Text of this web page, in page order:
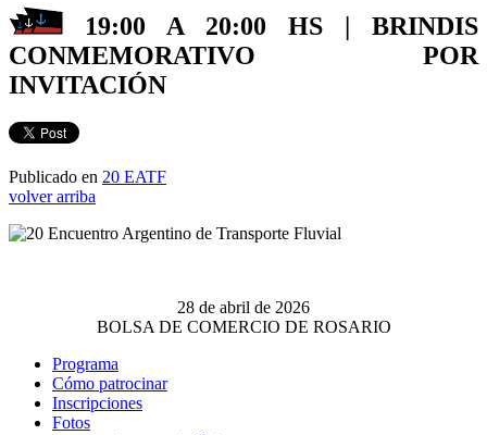
19:00 A 20:00 HS | BRINDIS
CONMEMORATIVO POR
INVITACIÓN
Publicado en 20 EATF
volver arriba
28 de abril de 2026
BOLSA DE COMERCIO DE ROSARIO
Programa
Cómo patrocinar
Inscripciones
Fotos